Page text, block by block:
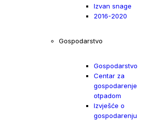
Izvan snage
2016-2020
Gospodarstvo
Gospodarstvo
Centar za
gospodarenje
otpadom
Izvješće o
gospodarenju